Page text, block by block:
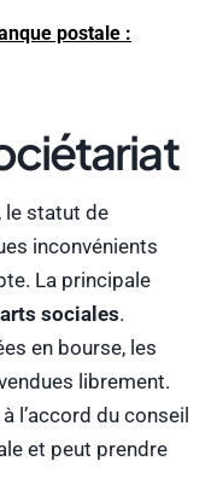
postale :
le statut de
inconvénients
La principale
sociales.
en bourse, les
librement.
l’accord du conseil
et peut prendre